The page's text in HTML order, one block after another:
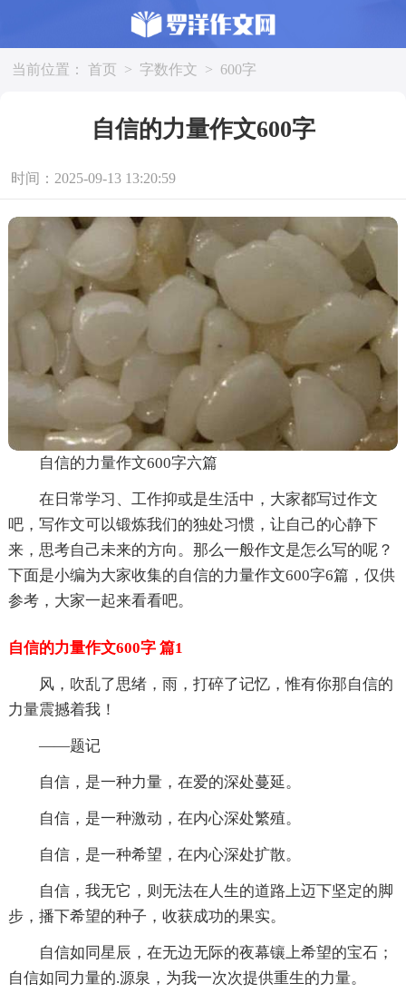
当前位置： 首页 > 字数作文 > 600字
自信的力量作文600字
时间：2025-09-13 13:20:59
自信的力量作文600字六篇
在日常学习、工作抑或是生活中，大家都写过作文
吧，写作文可以锻炼我们的独处习惯，让自己的心静下
来，思考自己未来的方向。那么一般作文是怎么写的呢？
下面是小编为大家收集的自信的力量作文600字6篇，仅供
参考，大家一起来看看吧。
自信的力量作文600字 篇1
风，吹乱了思绪，雨，打碎了记忆，惟有你那自信的
力量震撼着我！
——题记
自信，是一种力量，在爱的深处蔓延。
自信，是一种激动，在内心深处繁殖。
自信，是一种希望，在内心深处扩散。
自信，我无它，则无法在人生的道路上迈下坚定的脚
步，播下希望的种子，收获成功的果实。
自信如同星辰，在无边无际的夜幕镶上希望的宝石；
自信如同力量的.源泉，为我一次次提供重生的力量。